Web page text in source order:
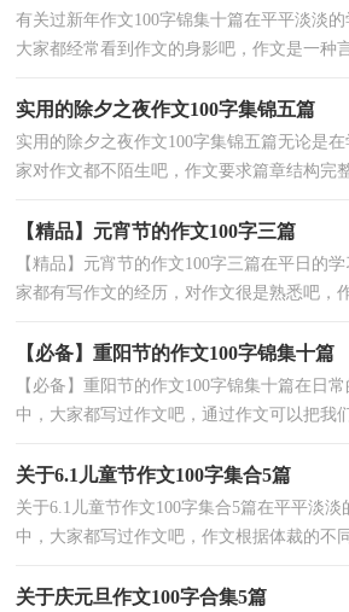
有关过新年作文100字锦集十篇在平平淡淡的
大家都经常看到作文的身影吧，作文是一种
实用的除夕之夜作文100字集锦五篇
实用的除夕之夜作文100字集锦五篇无论是
家对作文都不陌生吧，作文要求篇章结构完
【精品】元宵节的作文100字三篇
【精品】元宵节的作文100字三篇在平日的
家都有写作文的经历，对作文很是熟悉吧，
【必备】重阳节的作文100字锦集十篇
【必备】重阳节的作文100字锦集十篇在日
中，大家都写过作文吧，通过作文可以把我
关于6.1儿童节作文100字集合5篇
关于6.1儿童节作文100字集合5篇在平平淡
中，大家都写过作文吧，作文根据体裁的不
关于庆元旦作文100字合集5篇